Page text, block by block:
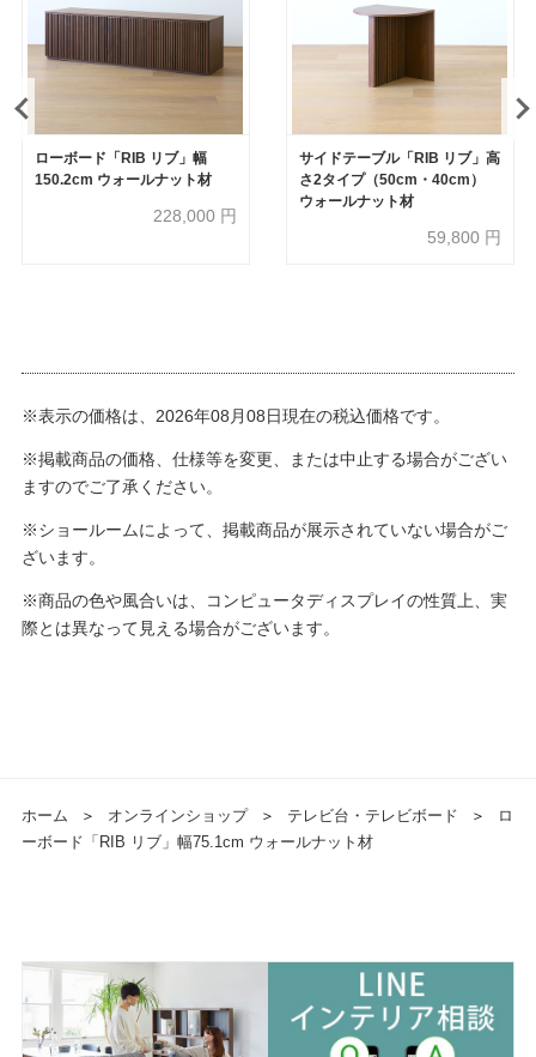
ローボード「RIB リブ」幅
150.2cm ウォールナット材
228,000 円
サイドテーブル「RIB リブ」高
さ2タイプ（50cm・40cm）
ウォールナット材
59,800 円
※表示の価格は、2026年08月08日現在の税込価格です。
※掲載商品の価格、仕様等を変更、または中止する場合がござい
ますのでご了承ください。
※ショールームによって、掲載商品が展示されていない場合がご
ざいます。
※商品の色や風合いは、コンピュータディスプレイの性質上、実
際とは異なって見える場合がございます。
ホーム ＞ オンラインショップ ＞ テレビ台・テレビボード ＞
ロ
ーボード「RIB リブ」幅75.1cm ウォールナット材